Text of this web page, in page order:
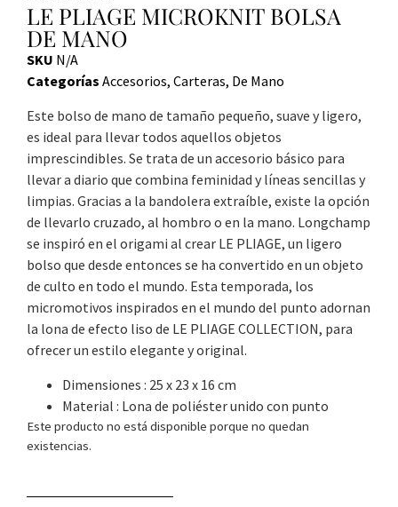
LE PLIAGE MICROKNIT BOLSA
DE MANO
SKU N/A
Categorías Accesorios, Carteras, De Mano
Este bolso de mano de tamaño pequeño, suave y ligero,
es ideal para llevar todos aquellos objetos
imprescindibles. Se trata de un accesorio básico para
llevar a diario que combina feminidad y líneas sencillas y
limpias. Gracias a la bandolera extraíble, existe la opción
de llevarlo cruzado, al hombro o en la mano. Longchamp
se inspiró en el origami al crear LE PLIAGE, un ligero
bolso que desde entonces se ha convertido en un objeto
de culto en todo el mundo. Esta temporada, los
micromotivos inspirados en el mundo del punto adornan
la lona de efecto liso de LE PLIAGE COLLECTION, para
ofrecer un estilo elegante y original.
Dimensiones : 25 x 23 x 16 cm
Material : Lona de poliéster unido con punto
Este producto no está disponible porque no quedan
existencias.